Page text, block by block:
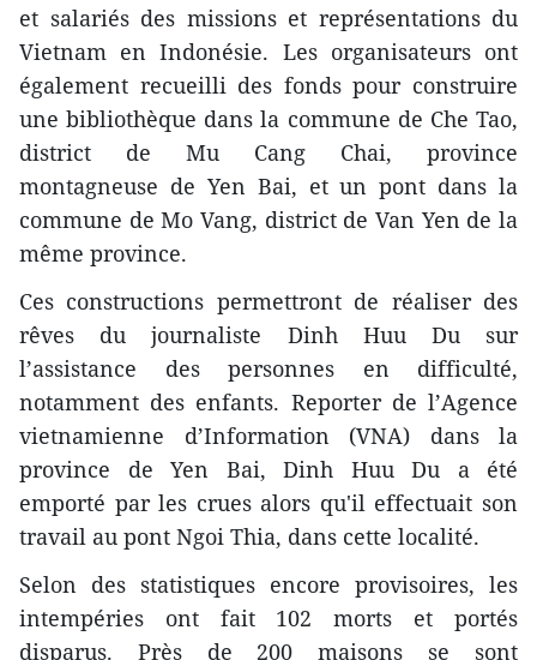
et salariés des missions et représentations du
Vietnam en Indonésie. Les organisateurs ont
également recueilli des fonds pour construire
une bibliothèque dans la commune de Che Tao,
district de Mu Cang Chai, province
montagneuse de Yen Bai, et un pont dans la
commune de Mo Vang, district de Van Yen de la
même province.
Ces constructions permettront de réaliser des
rêves du journaliste Dinh Huu Du sur
l’assistance des personnes en difficulté,
notamment des enfants. Reporter de l’Agence
vietnamienne d’Information (VNA) dans la
province de Yen Bai, Dinh Huu Du a été
emporté par les crues alors qu'il effectuait son
travail au pont Ngoi Thia, dans cette localité.
Selon des statistiques encore provisoires, les
intempéries ont fait 102 morts et portés
disparus. Près de 200 maisons se sont